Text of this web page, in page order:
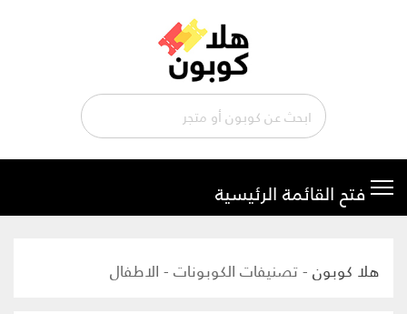
تخطي
إلى
هلا كوبون-تصنيفات الكوبونات-الاطفال